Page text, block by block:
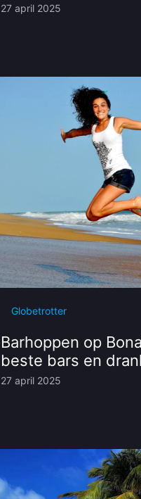
27 april 2025
Globetrotter
Barhoppen op
beste bars en
27 april 2025